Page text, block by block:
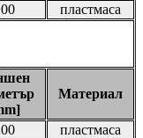
пластмаса
Материал
пластмаса